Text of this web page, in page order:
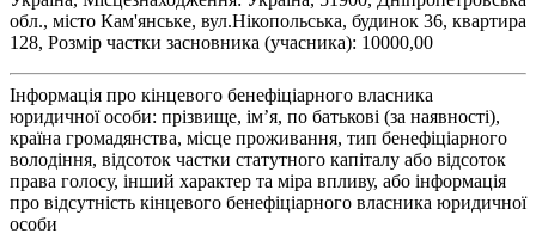
обл., місто Кам'янське, вул.Нікопольська, будинок 36, квартира
128, Розмір частки засновника (учасника): 10000,00
Інформація про кінцевого бенефіціарного власника
юридичної особи: прізвище, ім’я, по батькові (за наявності),
країна громадянства, місце проживання, тип бенефіціарного
володіння, відсоток частки статутного капіталу або відсоток
права голосу, інший характер та міра впливу, або інформація
про відсутність кінцевого бенефіціарного власника юридичної
особи